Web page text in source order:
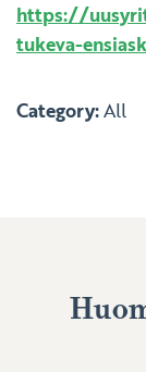
https://
tukeva-
Category:All